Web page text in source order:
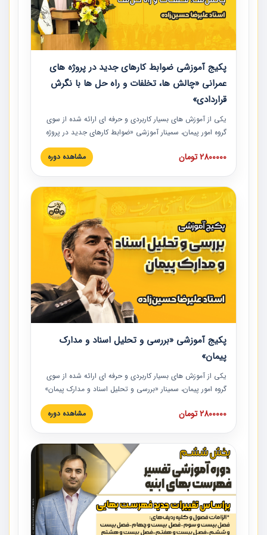
پکیج آموزشی ضوابط کارهای جدید در پروژه های
عمرانی «چالش ها، تخلفات و راه حل ها با نگرش
قراردادی»
یکی از آموزش‏‏‏‏‏‏ های بسیار کاربردی و حرفه‏ ای ارائه شده از سوی
گروه امور پیمان، سمینار آموزشی «ضوابط کارهای جدید در پروژه
های عمرانی» چالش ها، تخلفات و راه حل ها با نگرش قراردادی
است که در محل سندیکای شرکت های ساختمانی کشور ارائه شد.
مدارک پیمان به همراه تجربیات عملی ارائه شده است.
2800000 تومان مشاهده دوره
پکیج آموزشی «بررسی و تحلیل اسناد و مدارک
پیمان»
یکی از آموزش‏‏‏‏‏‏ های بسیار کاربردی و حرفه‏ ای ارائه شده از سوی
گروه امور پیمان، سمینار «بررسی و تحلیل اسناد و مدارک پیمان»
است که در دانشگاه صنعتی شریف ارائه شد. در این آموزش
نکات کلیدی مربوط به اسناد و مدارک پیمان، اولویت بندی اسناد
پیمان به همراه تجربیات عملی در این خصوص ارائه شده است.
2800000 تومان مشاهده دوره